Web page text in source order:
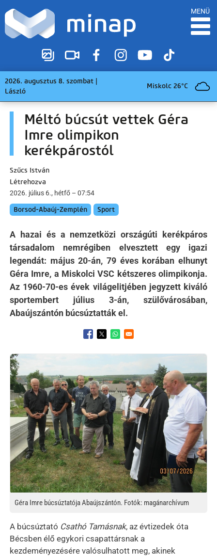
MENÜ
2026. augusztus 8. szombat |
László
Miskolc 26°C
Méltó búcsút vettek Géra
Imre olimpikon
kerékpárostól
Szűcs István
Létrehozva
2026. július 6., hétfő – 07:54
Borsod-Abaúj-Zemplén Sport
A hazai és a nemzetközi országúti kerékpáros
társadalom nemrégiben elvesztett egy igazi
legendát: május 20-án, 79 éves korában elhunyt
Géra Imre, a Miskolci VSC kétszeres olimpikonja.
Az 1960-70-es évek világelitjében jegyzett kiváló
sportembert július 3-án, szülővárosában,
Abaújszántón búcsúztatták el.
Opens in a new window
Opens in a new window
Opens in a new window
Kép
Géra Imre búcsúztatója Abaújszántón. Fotók: magánarchívum
A búcsúztató Csathó Tamásnak, az évtizedek óta
Bécsben élő egykori csapattársnak a
kezdeményezésére valósulhatott meg, akinek